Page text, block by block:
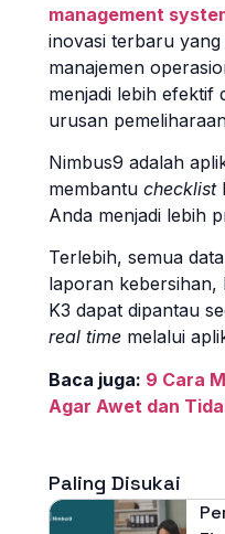
management
inovasi terbaru
manajemen
menjadi lebih efektif
urusan
Nimbus9 adalah
membantu checklist
Anda menjadi lebih
Terlebih, semua data
laporan kebersihan,
K3 dapat dipantau
real time melalui
Baca juga: 9 Cara
Agar Awet dan
Paling Disukai